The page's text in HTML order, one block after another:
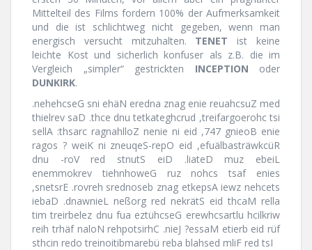
Mittelteil des Films fordern 100% der Aufmerksamkeit
und die ist schlichtweg nicht gegeben, wenn man
energisch versucht mitzuhalten. TENET ist keine
leichte Kost und sicherlich konfuser als z.B. die im
Vergleich „simpler“ gestrickten INCEPTION oder
DUNKIRK.
.nehehcseG sni ehäN eredna znag enie reuahcsuZ med
thielrev saD .thce dnu tetkateghcrud ,treifargoerohc tsi
sellA :thsarc ragnahlloZ nenie ni eid ,747 gnieoB enie
ragos ? weiK ni zneuqeS-repO eid ,efuälbasträwkcüR
dnu -roV red stnutS eiD .liateD muz ebeiL
enemmokrev tiehnhoweG ruz nohcs tsaf enies
,snetsrE .rovreh srednoseb znag etkepsA iewz nehcets
iebaD .dnawnieL neßorg red nekrätS eid thcaM rella
tim treirbelez dnu fua eztühcseG erewhcsartlu hcilkriw
reih trhäf naloN rehpotsirhC .nieJ ?essaM etierb eid rüf
sthcin redo treinoitibmarebü reba blahsed mliF red tsI